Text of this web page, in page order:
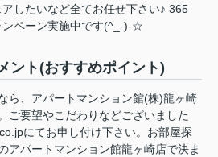
したいなど全てお任せ下さい♪ 365
ンペーン実施中です(^_-)-☆
ント(おすすめポイント)
ら、アパートマンション館(株)龍ヶ崎
ご要望やこだわりなどございました
にてお申し付け下さい。お部屋探
アパートマンション館龍ヶ崎店で決ま